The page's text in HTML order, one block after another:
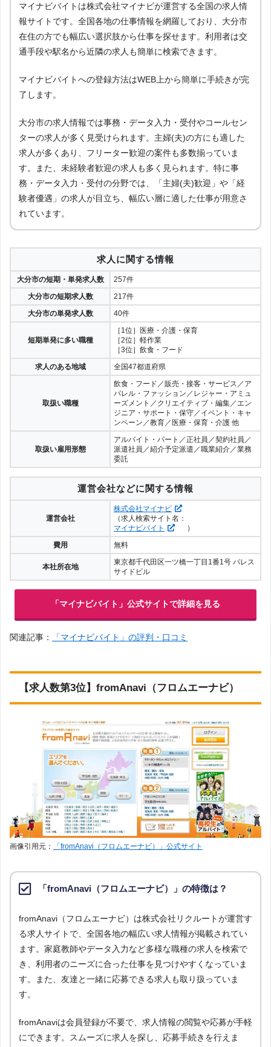
マイナビバイトは株式会社マイナビが運営する全国の求人情
報サイトです。全国各地の仕事情報を網羅しており、大分市
在住の方でも幅広い選択肢から仕事を探せます。利用者は交
通手段や駅名から近隣の求人も簡単に検索できます。
マイナビバイトへの登録方法はWEB上から簡単に手続きが完
了します。
大分市の求人情報では事務・データ入力・受付やコールセン
ターの求人が多く見受けられます。主婦(夫)の方にも適した
求人が多くあり、フリーター歓迎の案件も多数揃っていま
す。また、未経験者歓迎の求人も多く見られます。特に事
務・データ入力・受付の分野では、「主婦(夫)歓迎」や「経
験者優遇」の求人が目立ち、幅広い層に適した仕事が用意さ
れています。
求人に関する情報
大分市の短期・単発求人数
257件
大分市の短期求人数
217件
大分市の単発求人数
40件
短期単発に多い職種
［1位］医療・介護・保育
［2位］軽作業
［3位］飲食・フード
求人のある地域
全国47都道府県
取扱い職種
飲食・フード／販売・接客・サービス／ア
パレル・ファッション／レジャー・アミュ
ーズメント／クリエイティブ・編集／エン
ジニア・サポート・保守／イベント・キャ
ンペーン／教育／医療・保育・介護 他
取扱い雇用形態
アルバイト・パート／正社員／契約社員／
派遣社員／紹介予定派遣／職業紹介／業務
委託
運営会社などに関する情報
運営会社
株式会社マイナビ
（求人検索サイト名：
マイナビバイト
）
費用
無料
本社所在地
東京都千代田区一ツ橋一丁目1番1号 パレス
サイドビル
「マイナビバイト」公式サイトで詳細を見る
関連記事： 「マイナビバイト」の評判・口コミ
【求人数第3位】fromAnavi（フロムエーナビ）
画像引用元： 「fromAnavi（フロムエーナビ）」公式サイト
「fromAnavi（フロムエーナビ）」の特徴は？
fromAnavi（フロムエーナビ）は株式会社リクルートが運営す
る求人サイトで、全国各地の幅広い求人情報が掲載されてい
ます。家庭教師やデータ入力など多様な職種の求人を検索で
き、利用者のニーズに合った仕事を見つけやすくなっていま
す。また、友達と一緒に応募できる求人も取り扱っていま
す。
fromAnaviは会員登録が不要で、求人情報の閲覧や応募が手軽
にできます。スムーズに求人を探し、応募手続きを行えま